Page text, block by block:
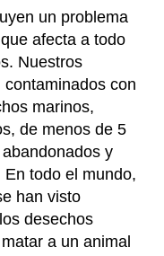
un problema
afecta a todo
Nuestros
con
marinos,
de menos de 5
y
todo el mundo,
han visto
desechos
a un animal